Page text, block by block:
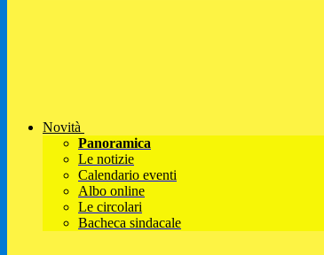
Novità
Panoramica
Le notizie
Calendario eventi
Albo online
Le circolari
Bacheca sindacale